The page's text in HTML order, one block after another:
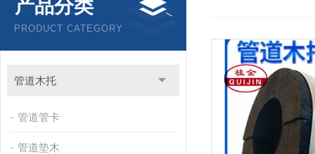
产品分类
PRODUCT CATEGORY
管道木托
管道管卡
管道垫木